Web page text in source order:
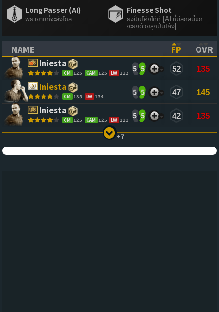
Long Passer (AI)
พยายามที่จะส่งไกล
Finesse Shot
ยิงปั่นโค้งได้ดี [AI ที่มีสกิลนี้มัก
จะยิงด้วยลูกปั่นโค้ง]
NAME
(CLICK TO SORT ASCENDING)
FP
OVR
Iniesta
CM 125 CAM 125 LW 123
5 5 52 135
Iniesta
CM 135 LW 134
5 5 47 145
Iniesta
CM 125 CAM 125 LW 123
5 5 42 135
+7